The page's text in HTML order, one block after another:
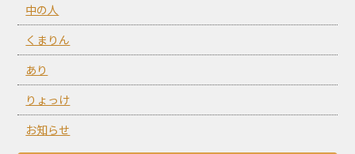
中の人
くまりん
あり
りょっけ
お知らせ